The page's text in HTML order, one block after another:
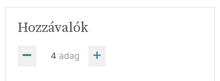
adag
Hozzávalók